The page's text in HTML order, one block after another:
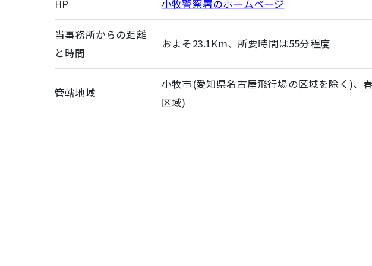
HP 小牧警察署のホームページ
当事務所からの距離
と時間
およそ23.1Km、所要時間は55分程度
管轄地域
小牧市(愛知県名古屋飛行場の区域を除く)、
区域)